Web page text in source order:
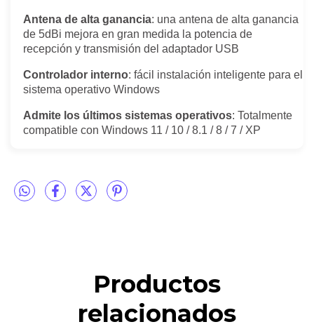
Antena de alta ganancia: una antena de alta ganancia
de 5dBi mejora en gran medida la potencia de
recepción y transmisión del adaptador USB
Controlador interno: fácil instalación inteligente para el
sistema operativo Windows
Admite los últimos sistemas operativos: Totalmente
compatible con Windows 11 / 10 / 8.1 / 8 / 7 / XP
Productos
relacionados